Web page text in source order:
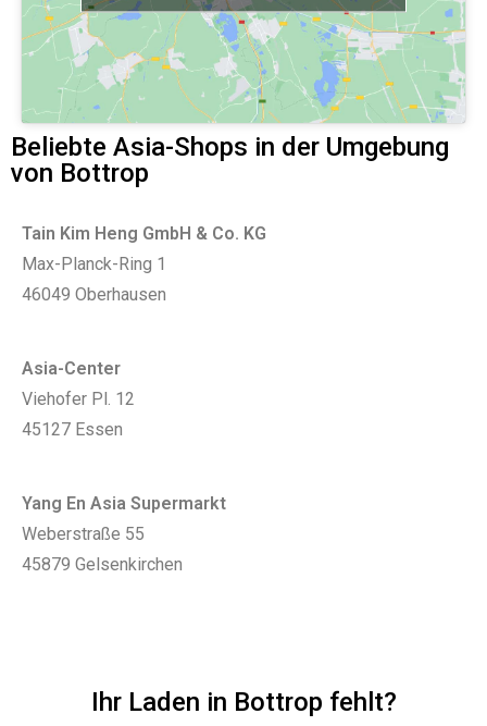
Beliebte Asia-Shops in der Umgebung
von Bottrop
Tain Kim Heng GmbH & Co. KG
Max-Planck-Ring 1
46049 Oberhausen
Asia-Center
Viehofer Pl. 12
45127 Essen
Yang En Asia Supermarkt
Weberstraße 55
45879 Gelsenkirchen
Ihr Laden in Bottrop fehlt?